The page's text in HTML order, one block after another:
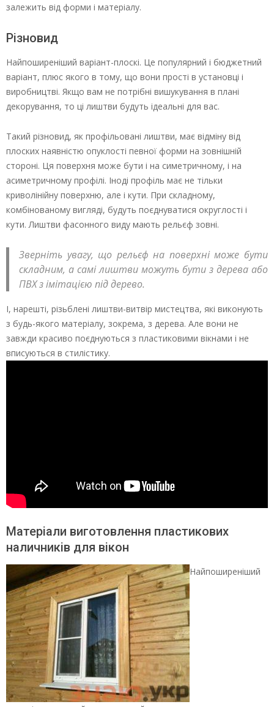
залежить від форми і матеріалу.
Різновид
Найпоширеніший варіант-плоскі. Це популярний і бюджетний
варіант, плюс якого в тому, що вони прості в установці і
виробництві. Якщо вам не потрібні вишукування в плані
декорування, то ці лиштви будуть ідеальні для вас.
Такий різновид, як профільовані лиштви, має відміну від
плоских наявністю опуклості певної форми на зовнішній
стороні. Ця поверхня може бути і на симетричному, і на
асиметричному профілі. Іноді профіль має не тільки
криволінійну поверхню, але і кути. При складному,
комбінованому вигляді, будуть поєднуватися округлості і
кути. Лиштви фасонного виду мають рельєф зовні.
Зверніть увагу, що рельєф на поверхні може бути
складним, а самі лиштви можуть бути з дерева або
ПВХ з імітацією під дерево.
І, нарешті, різьблені лиштви-витвір мистецтва, які виконують
з будь-якого матеріалу, зокрема, з дерева. Але вони не
завжди красиво поєднуються з пластиковими вікнами і не
вписуються в стилістику.
Матеріали виготовлення пластикових
наличників для вікон
Найпоширеніший